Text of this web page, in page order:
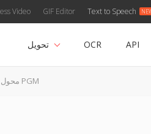
Video GIF Editor Text to Speech
تحويل OCR API
محول PGM